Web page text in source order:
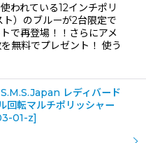
われている12インチポリ
）のブルーが2台限定で
で再登場！！さらにアメ
無料でプレゼント！ 使う
S.M.S.Japan レディバード
回転マルチポリッシャー
01-z]